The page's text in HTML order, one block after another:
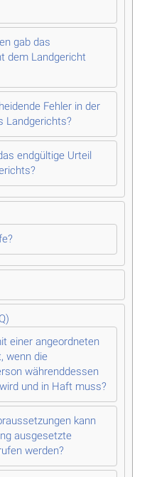
gab das
dem Landgericht
Fehler in der
Landgerichts?
endgültige Urteil
einer angeordneten
wenn die
währenddessen
und in Haft muss?
kann
ausgesetzte
werden?